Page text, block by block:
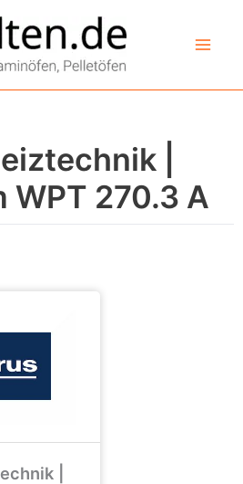
|
WPT 270.3 A
|